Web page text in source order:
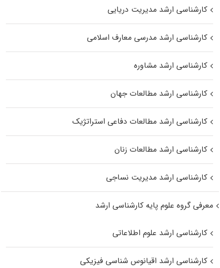
کارشناسی ارشد مدیریت دریایی
کارشناسی ارشد مدرسی معارف اسلامی
کارشناسی ارشد مشاوره
کارشناسی ارشد مطالعات جهان
کارشناسی ارشد مطالعات دفاعی استراتژیک
کارشناسی ارشد مطالعات زنان
کارشناسی ارشد مدیریت نساجی
معرفی گروه علوم پایه کارشناسی ارشد
کارشناسی ارشد علوم اطلاعاتی
کارشناسی ارشد اقیانوس‌ شناسی فیزیکی